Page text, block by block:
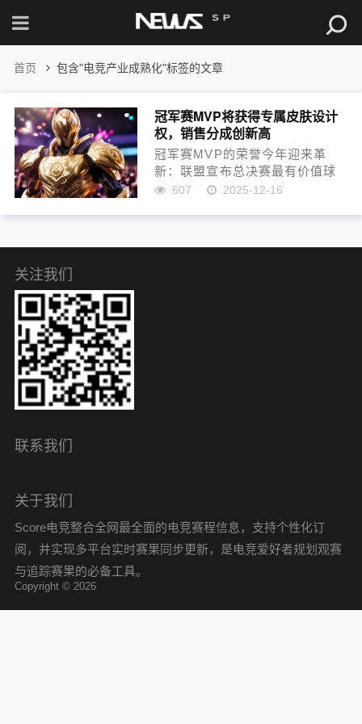
首页 包含"电竞产业成熟化"标签的文章
冠军赛MVP将获得专属皮肤设计
权，销售分成创新高
冠军赛MVP的荣誉今年迎来革
新：联盟宣布总决赛最有价值球
员将获得专属皮肤设计权，并参
607 2025-12-16
关注我们
联系我们
关于我们
Score电竞整合全网最全面的电竞赛程信息，支持个性化订
阅，并实现多平台实时赛果同步更新，是电竞爱好者规划观赛
与追踪赛果的必备工具。
Copyright © 2026